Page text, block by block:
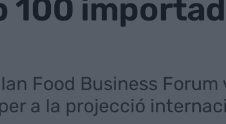
100
Food Business
a la projecció